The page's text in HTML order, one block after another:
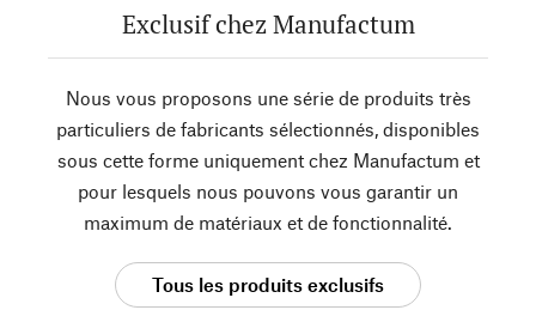
Exclusif chez Manufactum
Nous vous proposons une série de produits très
particuliers de fabricants sélectionnés, disponibles
sous cette forme uniquement chez Manufactum et
pour lesquels nous pouvons vous garantir un
maximum de matériaux et de fonctionnalité.
Tous les produits exclusifs